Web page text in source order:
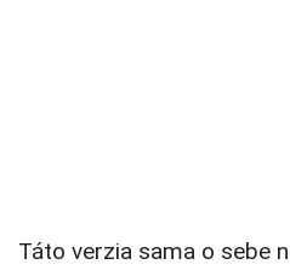
Táto verzia sama o sebe